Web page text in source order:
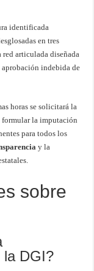
identificada
en tres
articulada diseñada
aprobación indebida de
horas se solicitará la
formular la imputación
para todos los
y la
sobre
la DGI?